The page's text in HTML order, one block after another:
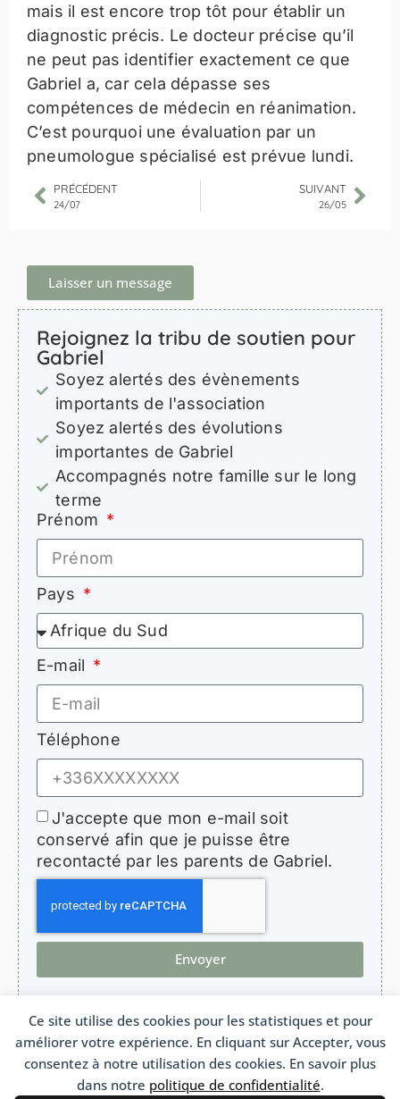
Ce site utilise des cookies pour les statistiques et pour
améliorer votre expérience. En cliquant sur Accepter, vous
consentez à notre utilisation des cookies. En savoir plus
dans notre politique de confidentialité.
mais il est encore trop tôt pour établir un
diagnostic précis. Le docteur précise qu’il
ne peut pas identifier exactement ce que
Gabriel a, car cela dépasse ses
compétences de médecin en réanimation.
C’est pourquoi une évaluation par un
pneumologue spécialisé est prévue lundi.
PRÉCÉDENT
24/07
SUIVANT
26/05
Laisser un message
Rejoignez la tribu de soutien pour
Gabriel
Soyez alertés des évènements
importants de l'association
Soyez alertés des évolutions
importantes de Gabriel
Accompagnés notre famille sur le long
terme
Prénom
Pays
E-mail
Téléphone
J'accepte que mon e-mail soit
conservé afin que je puisse être
recontacté par les parents de Gabriel.
Envoyer
HopeForGabriel.com
Association de soutien aux enfants atteints de bronchiolite oblitérante
Association Loi 1901 n°W692011975 France